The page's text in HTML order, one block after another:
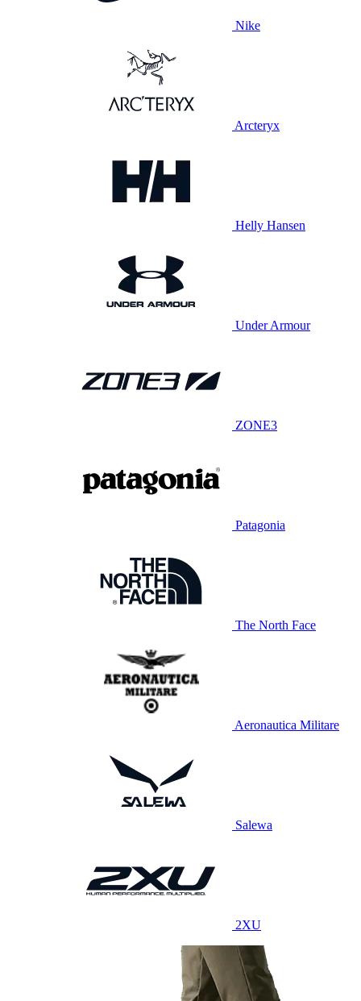
Nike
Arcteryx
Helly Hansen
Under Armour
ZONE3
Patagonia
The North Face
Aeronautica Militare
Salewa
2XU